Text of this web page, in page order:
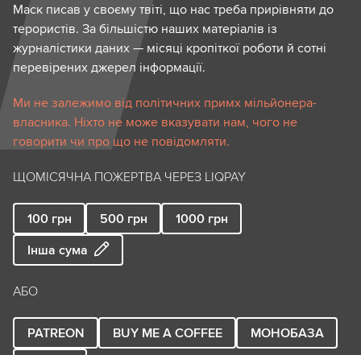
Маск писав у своєму твіті, що нас треба прирівняти до
терористів. За більшістю наших матеріалів із
журналістики даних — місяці кропіткої роботи й сотні
перевірених джерел інформації.
Ми не залежимо від політичних примх мільйонера-
власника. Ніхто не може вказувати нам, чого не
говорити чи про що не повідомляти.
ЩОМІСЯЧНА ПОЖЕРТВА ЧЕРЕЗ LIQPAY
100 грн 500 грн 1000 грн
Інша сума
АБО
PATREON BUY ME A COFFEE
МОНОБАЗА